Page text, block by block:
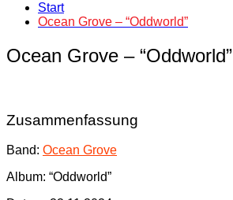
Start
Ocean Grove – “Oddworld”
Ocean Grove – “Oddworld”
Zusammenfassung
Band: Ocean Grove
Album: “Oddworld”